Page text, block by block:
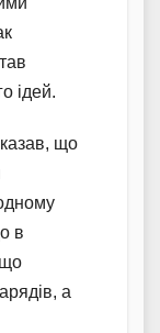
ідей.
що
в
а